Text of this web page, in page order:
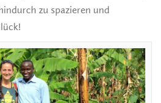
zu spazieren und